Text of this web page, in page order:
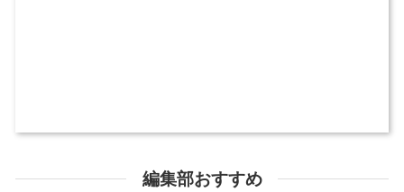
編集部おすすめ